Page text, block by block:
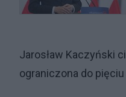
Jarosław Kaczyński
ograniczona do